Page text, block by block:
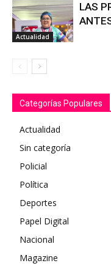
Actualidad
LAS
Categorías Populares
Actualidad
Sin categoría
Policial
Política
Deportes
Papel Digital
Nacional
Magazine